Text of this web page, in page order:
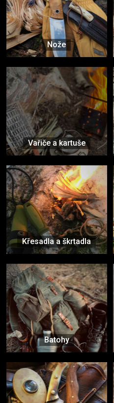
Nože
Vařiče a kartuše
Křesadla a škrtadla
Batohy